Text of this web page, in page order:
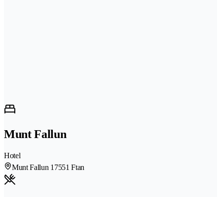
Munt Fallun
Hotel
Munt Fallun 1 7551 Ftan